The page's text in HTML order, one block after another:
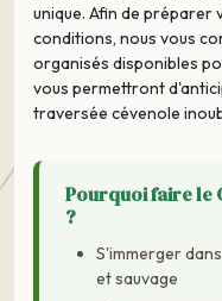
unique. Afin de préparer
conditions, nous vous
organisés disponibles
vous permettront
traversée cévenole
Pourquoi faire le
?
S'immerger
et sauvage